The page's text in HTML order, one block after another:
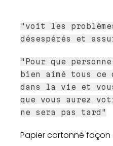
"voit les
désespérés et
"Pour que
bien aimé tous
dans la vie et
que vous aurez
ne sera pas tard"
Papier cartonné façon